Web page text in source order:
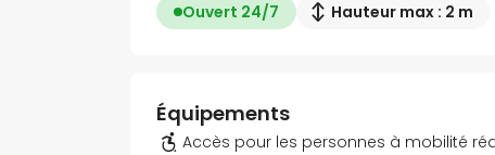
Ouvert 24/7 Hauteur max : 2 m
Équipements
Accès pour les personnes à mobilité